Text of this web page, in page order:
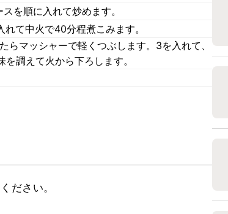
を順に入れて炒めます。
て中火で40分程煮こみます。
マッシャーで軽くつぶします。3を入れて、
調えて火から下ろします。
ださい。